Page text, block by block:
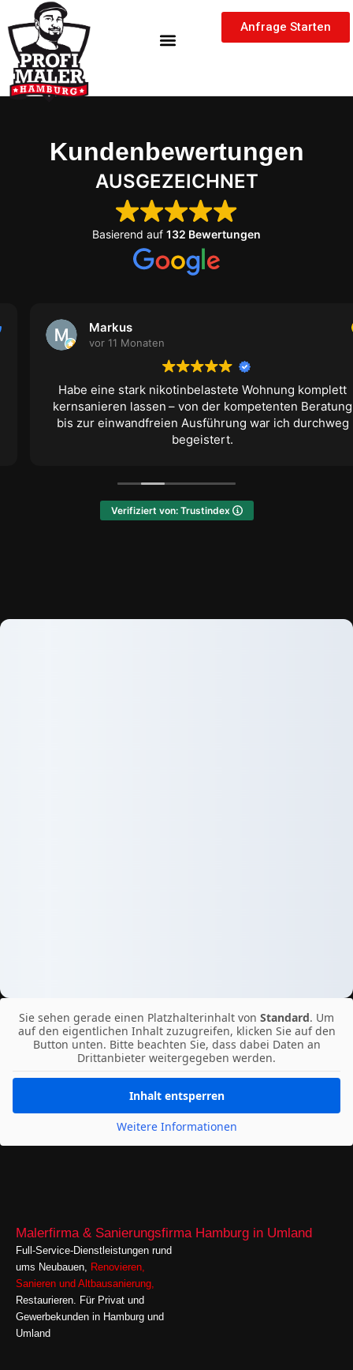
springen
Inhalt
springen
Anfrage Starten
Kundenbewertungen
AUSGEZEICHNET
Basierend auf 132 Bewertungen
Markus
vor 11 Monaten
Habe eine stark nikotinbelastete Wohnung komplett
kernsanieren lassen – von der kompetenten Beratung
bis zur einwandfreien Ausführung war ich durchweg
begeistert.
Verifiziert von: Trustindex
Sie sehen gerade einen Platzhalterinhalt von Standard. Um
auf den eigentlichen Inhalt zuzugreifen, klicken Sie auf den
Button unten. Bitte beachten Sie, dass dabei Daten an
Drittanbieter weitergegeben werden.
Inhalt entsperren
Weitere Informationen
Malerfirma & Sanierungsfirma Hamburg in Umland
Full-Service-Dienstleistungen rund
ums Neubauen, Renovieren
Sanieren und Altbausanierung,
Restaurieren. Für Privat und
Gewerbekunden in Hamburg und
Umland